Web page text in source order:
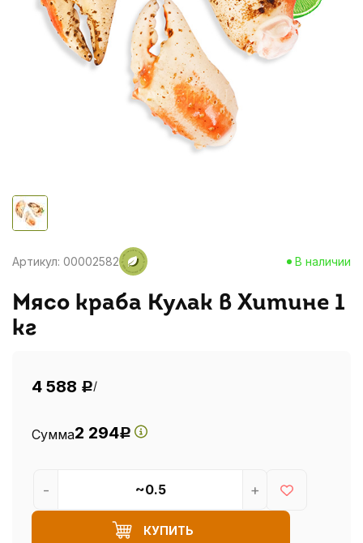
Артикул: 00002582 В наличии
Мясо краба Кулак в Хитине 1
кг
4 588 Р/
Сумма2 294Р
КУПИТЬ
- +